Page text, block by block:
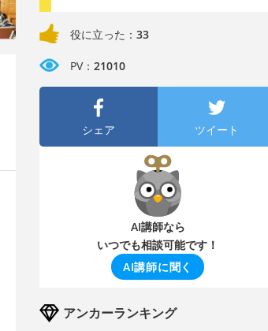
役に立った： 33
PV： 21010
シェア ツイート
AI講師なら
いつでも相談可能です！
AI講師に聞く
アンカーランキング